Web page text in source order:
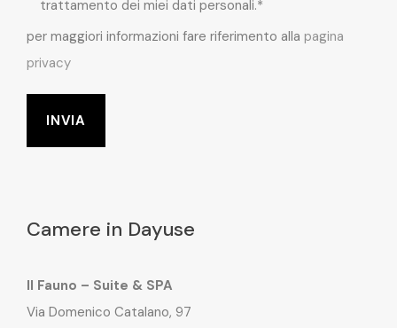
trattamento dei miei dati personali.*
per maggiori informazioni fare riferimento alla pagina
privacy
Camere in Dayuse
Il Fauno – Suite & SPA
Via Domenico Catalano, 97